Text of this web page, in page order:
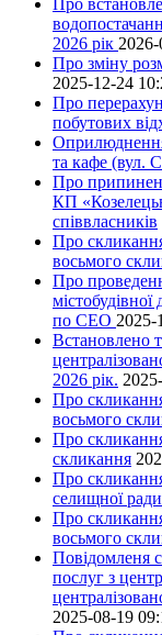
2026 рік
Про зміну
2025-12-24
Про
побутових
та кафе (вул.
Про
КП
співвласників
Про скликання
восьмого
Про
містобудівної
по СЕО 2025-
Встановлено
2026 рік.
Про
восьмого
Про скликання
скликання
Про скликання
селищної
Про
восьмого
Повідомленя
послуг з
2025-08-19